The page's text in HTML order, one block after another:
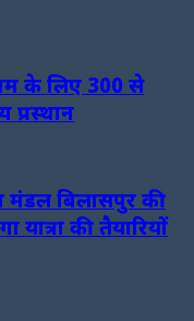
के लिए 300 से
मंडल बिलासपुर की
यात्रा की तैयारियों